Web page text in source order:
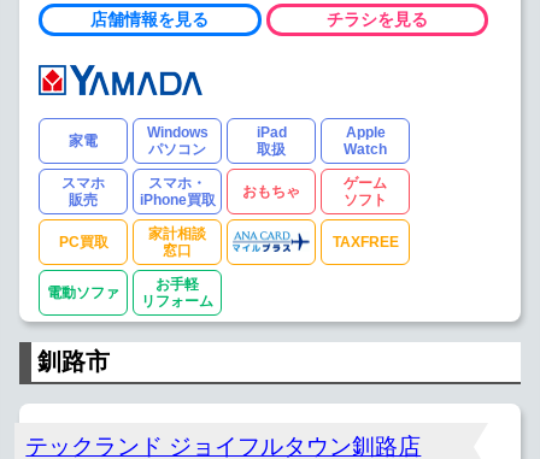
店舗情報を見る チラシを見る
家電
Windows
パソコン
iPad
取扱
Apple
Watch
スマホ
販売
スマホ・
iPhone買取
おもちゃ
ゲーム
ソフト
PC買取
家計相談
窓口
TAXFREE
電動ソファ
お手軽
リフォーム
釧路市
テックランド ジョイフルタウン釧路店